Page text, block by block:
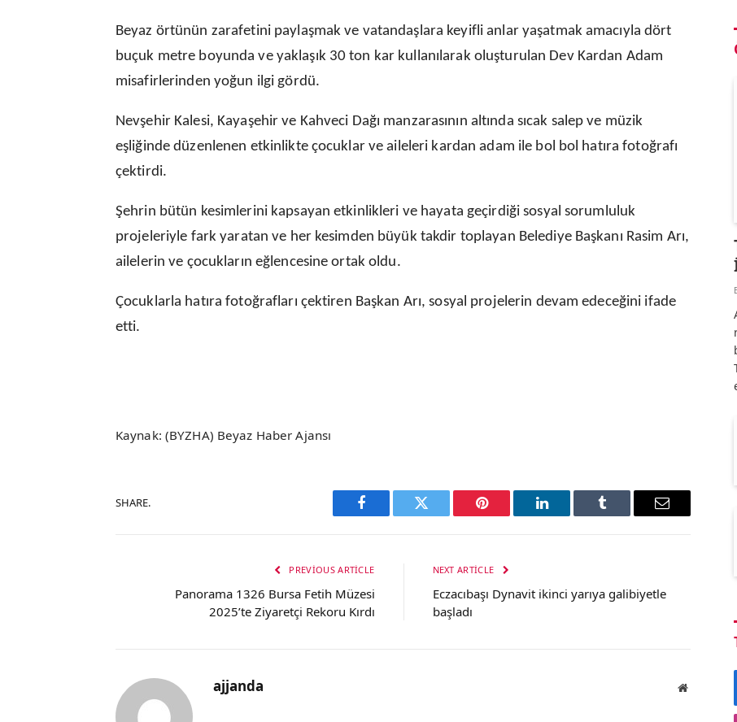
Beyaz örtünün zarafetini paylaşmak ve vatandaşlara keyifli anlar yaşatmak amacıyla dört
buçuk metre boyunda ve yaklaşık 30 ton kar kullanılarak oluşturulan Dev Kardan Adam
misafirlerinden yoğun ilgi gördü.
Nevşehir Kalesi, Kayaşehir ve Kahveci Dağı manzarasının altında sıcak salep ve müzik
eşliğinde düzenlenen etkinlikte çocuklar ve aileleri kardan adam ile bol bol hatıra fotoğrafı
çektirdi.
Şehrin bütün kesimlerini kapsayan etkinlikleri ve hayata geçirdiği sosyal sorumluluk
projeleriyle fark yaratan ve her kesimden büyük takdir toplayan Belediye Başkanı Rasim Arı,
ailelerin ve çocukların eğlencesine ortak oldu.
Çocuklarla hatıra fotoğrafları çektiren Başkan Arı, sosyal projelerin devam edeceğini ifade
etti.
Kaynak: (BYZHA) Beyaz Haber Ajansı
SHARE.
Facebook Twitter Pinterest LinkedIn Tumblr Email
PREVIOUS ARTICLE
Panorama 1326 Bursa Fetih Müzesi
2025’te Ziyaretçi Rekoru Kırdı
NEXT ARTICLE
Eczacıbaşı Dynavit ikinci yarıya galibiyetle
başladı
ajjanda Website